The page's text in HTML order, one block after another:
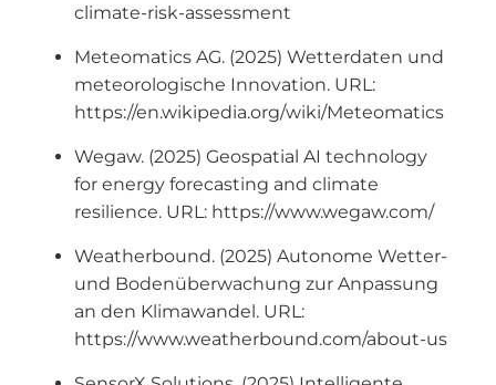
climate-risk-assessment
Meteomatics AG. (2025) Wetterdaten und
meteorologische Innovation. URL:
https://en.wikipedia.org/wiki/Meteomatics
Wegaw. (2025) Geospatial AI technology
for energy forecasting and climate
resilience. URL: https://www.wegaw.com/
Weatherbound. (2025) Autonome Wetter-
und Bodenüberwachung zur Anpassung
an den Klimawandel. URL:
https://www.weatherbound.com/about-us